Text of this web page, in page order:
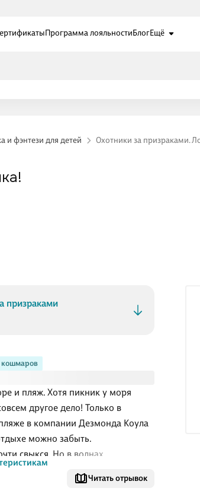
Программа лояльностиБлогЕщё
и фэнтези для детей Охотники за призраками.
Читать отрывок
призраками
кошмаров
и пляж. Хотя пикник у моря
другое дело! Только в
в компании Дезмонда Коула
можно забыть.
свыкся. Но в волнах
существа. Они явно
и долг Призрачного патруля —